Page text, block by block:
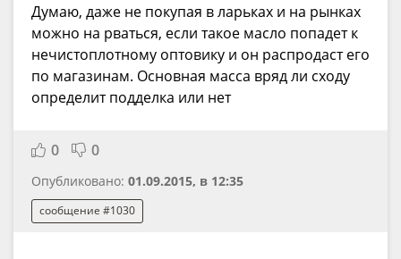
Думаю, даже не покупая в ларьках и на рынках
можно на рваться, если такое масло попадет к
нечистоплотному оптовику и он распродаст его
по магазинам. Основная масса вряд ли сходу
определит подделка или нет
0 0
Опубликовано: 01.09.2015, в 12:35
сообщение #1030